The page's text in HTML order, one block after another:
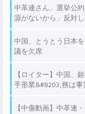
中革連さん、選挙公
源がないから」反対
中国、とうとう日本
議を欠席
【ロイター】中国、
手形業&#8203;務は
【中傷動画】中革連